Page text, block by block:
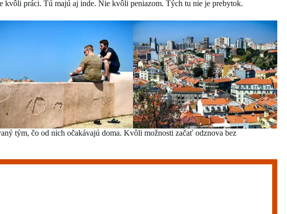
kvôli práci. Tú majú aj inde. Nie kvôli peniazom. Tých tu nie je prebytok.
tým, čo od nich očakávajú doma. Kvôli možnosti začať odznova bez